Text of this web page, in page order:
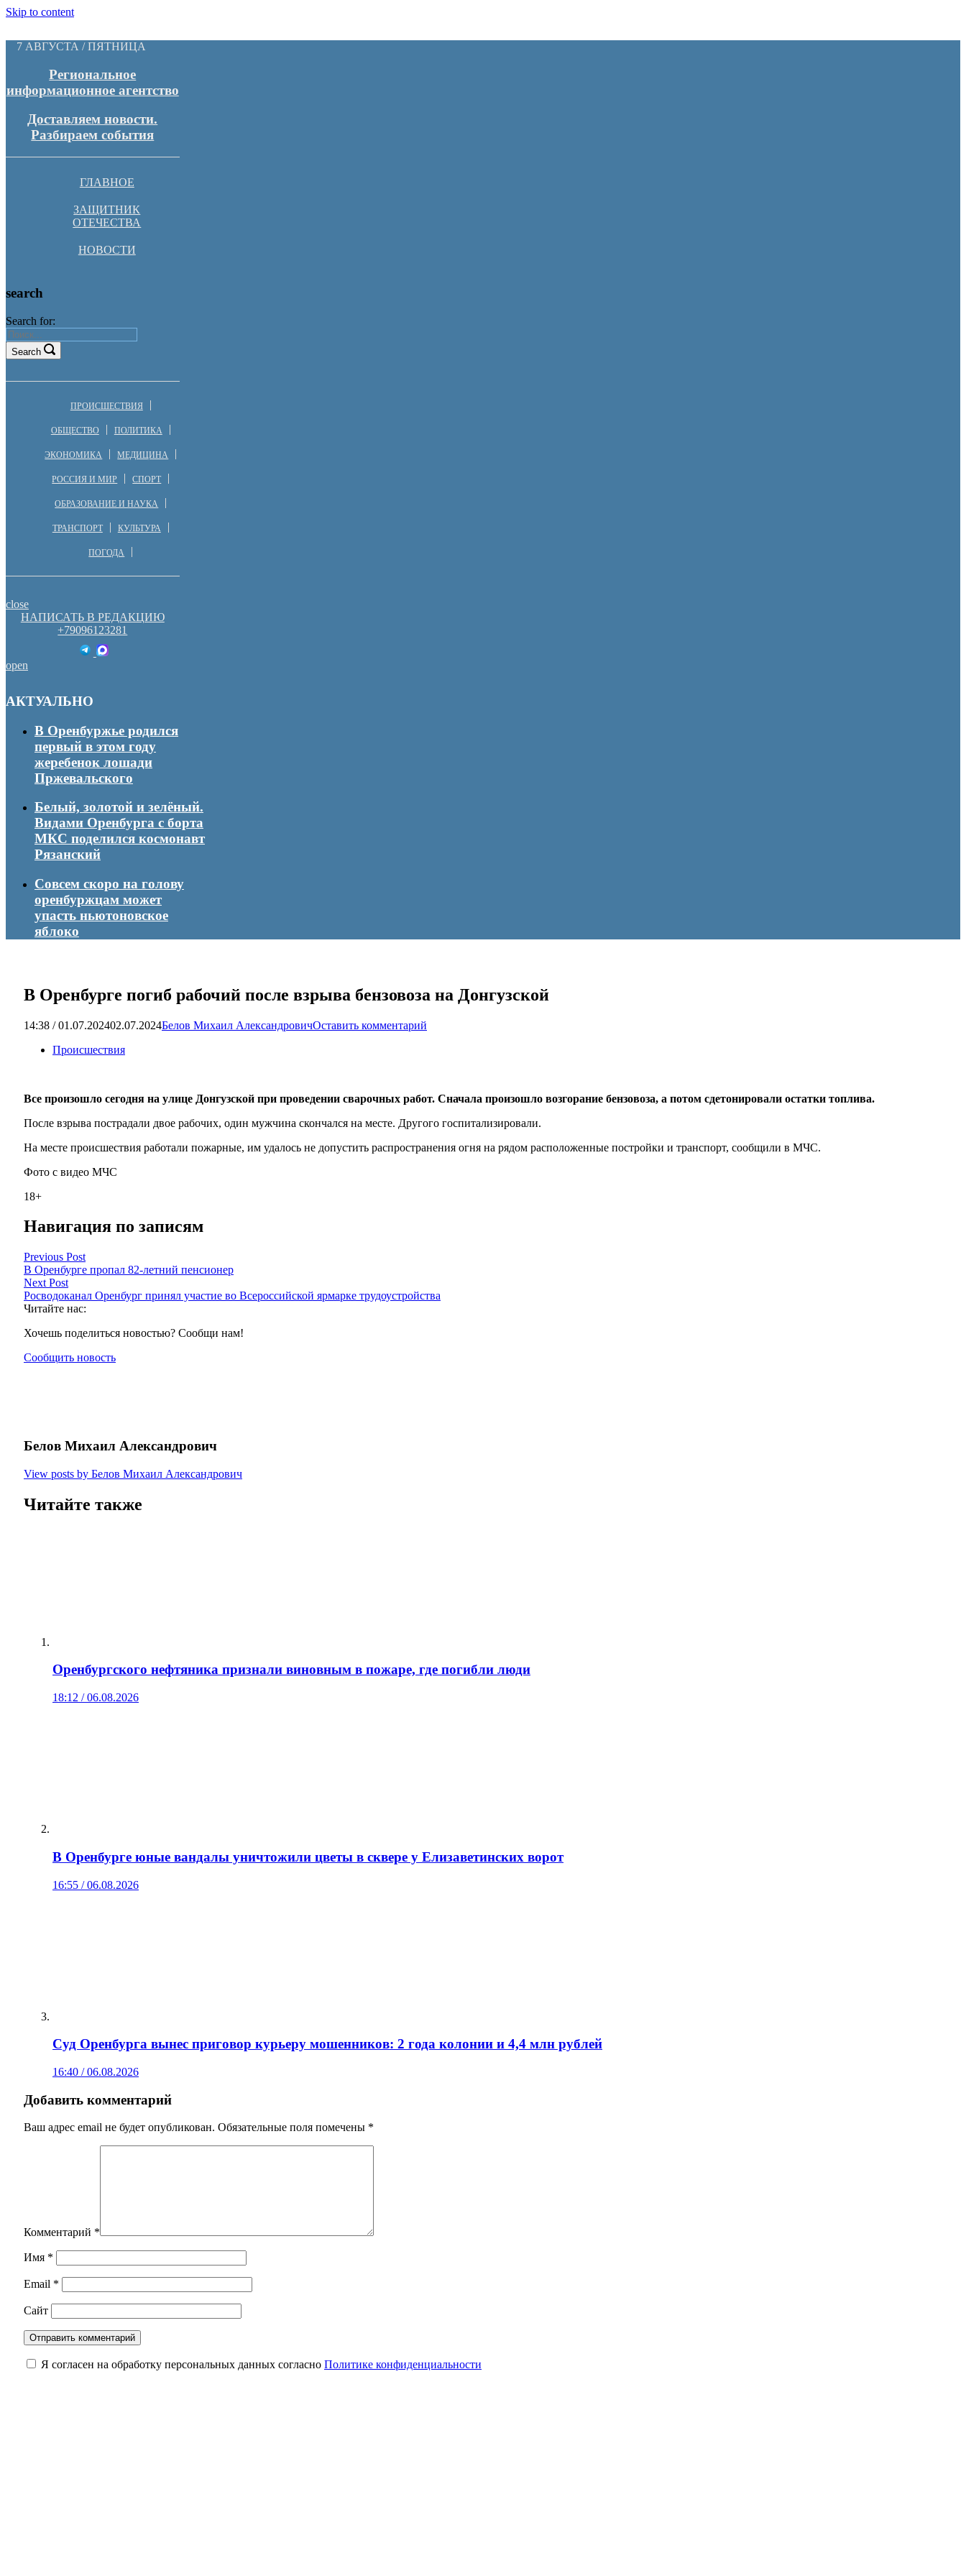
Skip to content
7 АВГУСТА / ПЯТНИЦА
Региональное
информационное агентство
Доставляем новости.
Разбираем события
ГЛАВНОЕ
ЗАЩИТНИК
ОТЕЧЕСТВА
НОВОСТИ
search
Search for:
Search
ПРОИСШЕСТВИЯ
ОБЩЕСТВО ПОЛИТИКА
ЭКОНОМИКА МЕДИЦИНА
РОССИЯ И МИР СПОРТ
ОБРАЗОВАНИЕ И НАУКА
ТРАНСПОРТ КУЛЬТУРА
ПОГОДА
close
НАПИСАТЬ В РЕДАКЦИЮ
+79096123281
open
АКТУАЛЬНО
В Оренбуржье родился
первый в этом году
жеребенок лошади
Пржевальского
Белый, золотой и зелёный.
Видами Оренбурга с борта
МКС поделился космонавт
Рязанский
Совсем скоро на голову
оренбуржцам может
упасть ньютоновское
яблоко
В Оренбурге погиб рабочий после взрыва бензовоза на Донгузской
14:38 / 01.07.202402.07.2024Белов Михаил АлександровичОставить комментарий
Происшествия
Все произошло сегодня на улице Донгузской при проведении сварочных работ. Сначала произошло возгорание бензовоза, а потом сдетонировали остатки топлива.
После взрыва пострадали двое рабочих, один мужчина скончался на месте. Другого госпитализировали.
На месте происшествия работали пожарные, им удалось не допустить распространения огня на рядом расположенные постройки и транспорт, сообщили в МЧС.
Фото с видео МЧС
18+
Навигация по записям
Previous Post
В Оренбурге пропал 82-летний пенсионер
Next Post
Росводоканал Оренбург принял участие во Всероссийской ярмарке трудоустройства
Читайте нас:
Хочешь поделиться новостью? Сообщи нам!
Сообщить новость
Белов Михаил Александрович
View posts by Белов Михаил Александрович
Читайте также
Оренбургского нефтяника признали виновным в пожаре, где погибли люди
18:12 / 06.08.2026
В Оренбурге юные вандалы уничтожили цветы в сквере у Елизаветинских ворот
16:55 / 06.08.2026
Суд Оренбурга вынес приговор курьеру мошенников: 2 года колонии и 4,4 млн рублей
16:40 / 06.08.2026
Добавить комментарий
Ваш адрес email не будет опубликован. Обязательные поля помечены *
Комментарий *
Имя *
Email *
Сайт
Я согласен на обработку персональных данных согласно Политике конфиденциальности